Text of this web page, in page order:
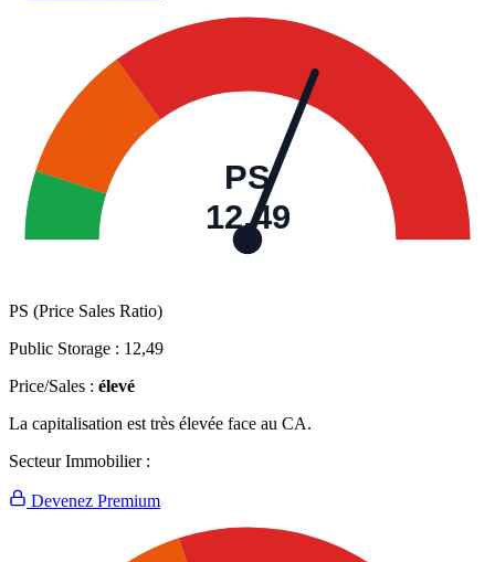
PS
12,49
PS (Price Sales Ratio)
Public Storage : 12,49
Price/Sales : élevé
La capitalisation est très élevée face au CA.
Secteur Immobilier :
Devenez Premium